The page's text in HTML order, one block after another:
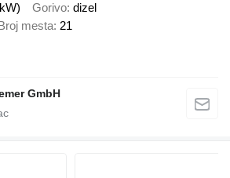
Gorivo dizel
mesta 21
GmbH